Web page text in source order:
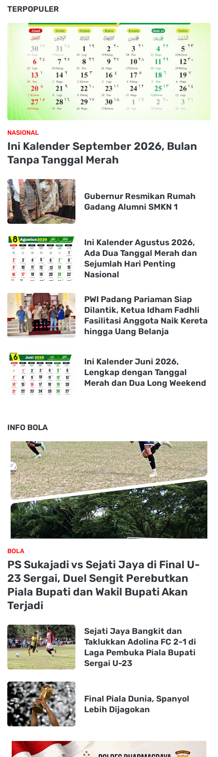
TERPOPULER
NASIONAL
Ini Kalender September 2026, Bulan
Tanpa Tanggal Merah
Gubernur Resmikan Rumah
Gadang Alumni SMKN 1
Ini Kalender Agustus 2026,
Ada Dua Tanggal Merah dan
Sejumlah Hari Penting
Nasional
PWI Padang Pariaman Siap
Dilantik, Ketua Idham Fadhli
Fasilitasi Anggota Naik Kereta
hingga Uang Belanja
Ini Kalender Juni 2026,
Lengkap dengan Tanggal
Merah dan Dua Long Weekend
INFO BOLA
BOLA
PS Sukajadi vs Sejati Jaya di Final U-
23 Sergai, Duel Sengit Perebutkan
Piala Bupati dan Wakil Bupati Akan
Terjadi
Sejati Jaya Bangkit dan
Taklukkan Adolina FC 2-1 di
Laga Pembuka Piala Bupati
Sergai U-23
Final Piala Dunia, Spanyol
Lebih Dijagokan